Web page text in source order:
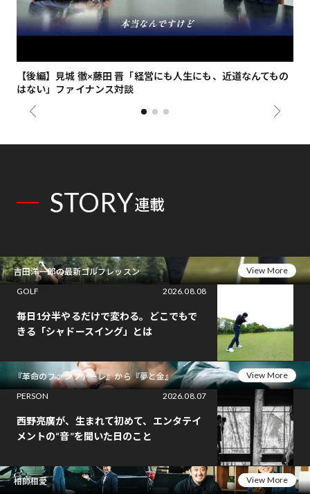
【後編】見城 徹×藤田 晋「経営にも人生にも、近道なんてもの
はない」ファイナンス対談
STORY連載
吉田洋一郎の最新ゴルフレッスン
View More
GOLF
2026.08.08
毎日1分半やるだけで変わる。どこでもで
きる「シャドースイング」とは
『革命のファンファーレ』から『夢と金』
View More
PERSON
2026.08.07
西野亮廣が、生まれて初めて、エンタテイ
メントの“音”を聞いた日のこと
相師相愛
View More